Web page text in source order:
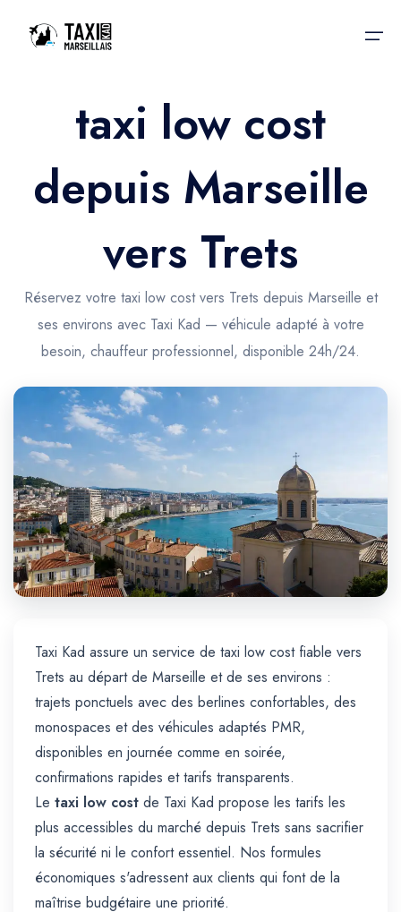
Accueil
Nos services
Nos services
Trajet Gare SNCF
Trajet Port croisière
Trajet Séminaire
Trajet Santé
Trajet Longue Distance
Taxis aéroport
Réservation
Actualités & évènements
Contactez-nous
taxi low cost
depuis Marseille
vers Trets
Réservez votre taxi low cost vers Trets depuis Marseille et
ses environs avec Taxi Kad — véhicule adapté à votre
besoin, chauffeur professionnel, disponible 24h/24.
Taxi Kad assure un service de taxi low cost fiable vers
Trets au départ de Marseille et de ses environs :
trajets ponctuels avec des berlines confortables, des
monospaces et des véhicules adaptés PMR,
disponibles en journée comme en soirée,
confirmations rapides et tarifs transparents.
Le taxi low cost de Taxi Kad propose les tarifs les
plus accessibles du marché depuis Trets sans sacrifier
la sécurité ni le confort essentiel. Nos formules
économiques s'adressent aux clients qui font de la
maîtrise budgétaire une priorité.